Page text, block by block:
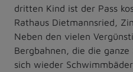
dritten Kind ist der Pass
Rathaus Dietmannsried,
Neben den vielen
Bergbahnen, die die
sich wieder